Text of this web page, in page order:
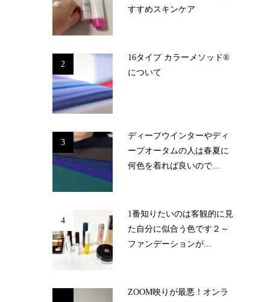
すすめスキンケア
2
16タイプ カラーメソッド®
について
3
ディープウインターやディ
ープオータムの人は春夏に
何色を着れば良いので...
4
1番知りたいのは客観的に見
た自分に似合う色です２～
ファンデーションが...
ZOOM映りが最悪！オンラ